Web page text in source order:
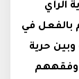
الرأي
بالفعل في
وبين حرية
وفقههم